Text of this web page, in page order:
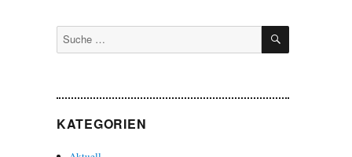
Suche
nach:
SUCHEN
KATEGORIEN